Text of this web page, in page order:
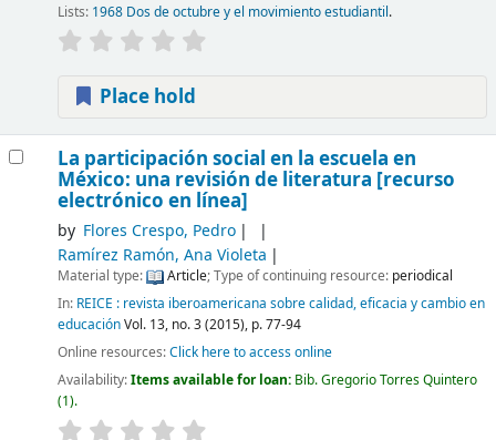
Lists: 1968 Dos de octubre y el movimiento estudiantil.
Place hold
La participación social en la escuela en
México: una revisión de literatura [recurso
electrónico en línea]
by Flores Crespo, Pedro
Ramírez Ramón, Ana Violeta
Material type: Article; Type of continuing resource: periodical
In: REICE : revista iberoamericana sobre calidad, eficacia y cambio en
educaciónVol. 13, no. 3 (2015), p. 77-94
Online resources:Click here to access online
Availability:Items available for loan: Bib. Gregorio Torres Quintero
(1).